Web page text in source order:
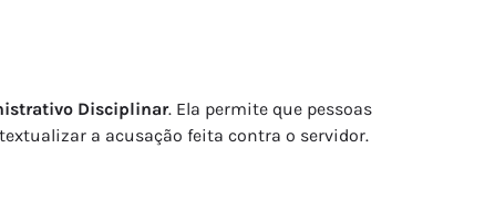
Disciplinar. Ela permite que pessoas
a acusação feita contra o servidor.